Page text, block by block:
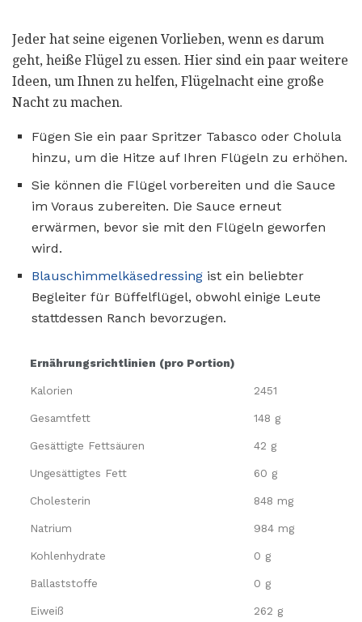
Jeder hat seine eigenen Vorlieben, wenn es darum
geht, heiße Flügel zu essen. Hier sind ein paar weitere
Ideen, um Ihnen zu helfen, Flügelnacht eine große
Nacht zu machen.
Fügen Sie ein paar Spritzer Tabasco oder Cholula
hinzu, um die Hitze auf Ihren Flügeln zu erhöhen.
Sie können die Flügel vorbereiten und die Sauce
im Voraus zubereiten. Die Sauce erneut
erwärmen, bevor sie mit den Flügeln geworfen
wird.
Blauschimmelkäsedressing ist ein beliebter
Begleiter für Büffelflügel, obwohl einige Leute
stattdessen Ranch bevorzugen.
Ernährungsrichtlinien (pro Portion)
Kalorien 2451
Gesamtfett 148 g
Gesättigte Fettsäuren 42 g
Ungesättigtes Fett 60 g
Cholesterin 848 mg
Natrium 984 mg
Kohlenhydrate 0 g
Ballaststoffe 0 g
Eiweiß 262 g